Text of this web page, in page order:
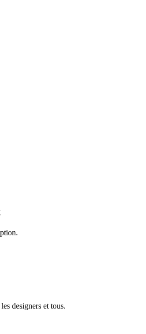
designers et tous.